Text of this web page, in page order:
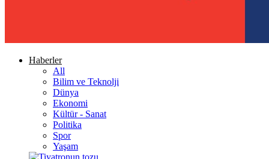
Haberler
All
Bilim ve Teknolji
Dünya
Ekonomi
Kültür - Sanat
Politika
Spor
Yaşam